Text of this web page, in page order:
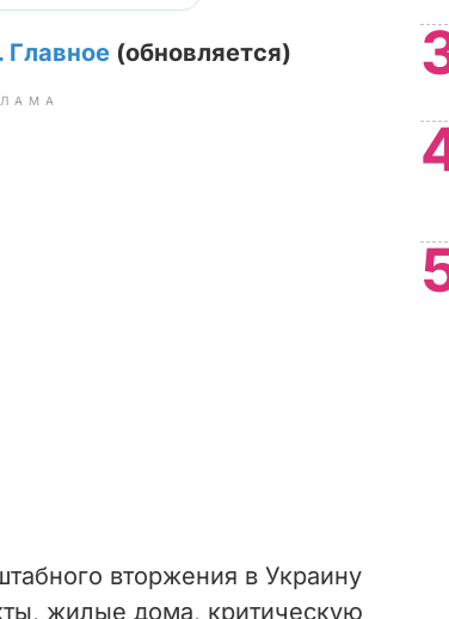
Главное (обновляется)
вторжения в Украину
жилые дома, критическую